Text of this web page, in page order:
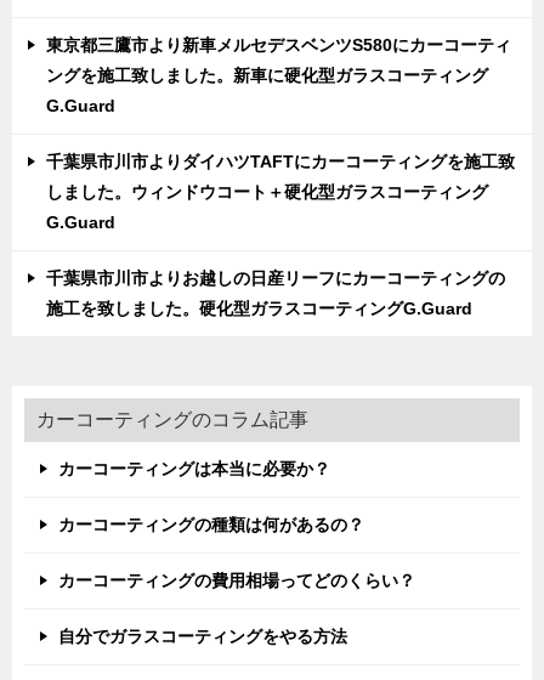
東京都三鷹市より新車メルセデスベンツS580にカーコーティ
ングを施工致しました。新車に硬化型ガラスコーティング
G.Guard
千葉県市川市よりダイハツTAFTにカーコーティングを施工致
しました。ウィンドウコート＋硬化型ガラスコーティング
G.Guard
千葉県市川市よりお越しの日産リーフにカーコーティングの
施工を致しました。硬化型ガラスコーティングG.Guard
カーコーティングのコラム記事
カーコーティングは本当に必要か？
カーコーティングの種類は何があるの？
カーコーティングの費用相場ってどのくらい？
自分でガラスコーティングをやる方法